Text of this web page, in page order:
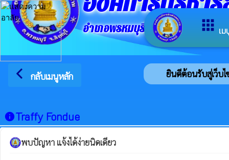
apps เ
อำเภอพรหมบุรี จังหวัดสิงห์บุรี
arrow_back_ios กลับเมนูหลัก ยินดีต้อนรับสู่เว็บไ
infoTraffy Fondue
พบปัญหา แจ้งได้ง่ายนิดเดียว